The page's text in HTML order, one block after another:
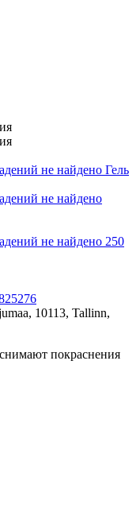
не найдено Гель
не найдено
не найдено 250
10113, Tallinn,
покраснения